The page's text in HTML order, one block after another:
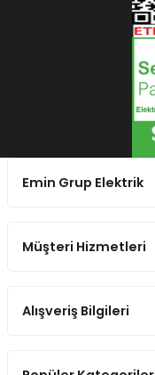
Emin Grup Elektrik
Müşteri Hizmetleri
Alışveriş Bilgileri